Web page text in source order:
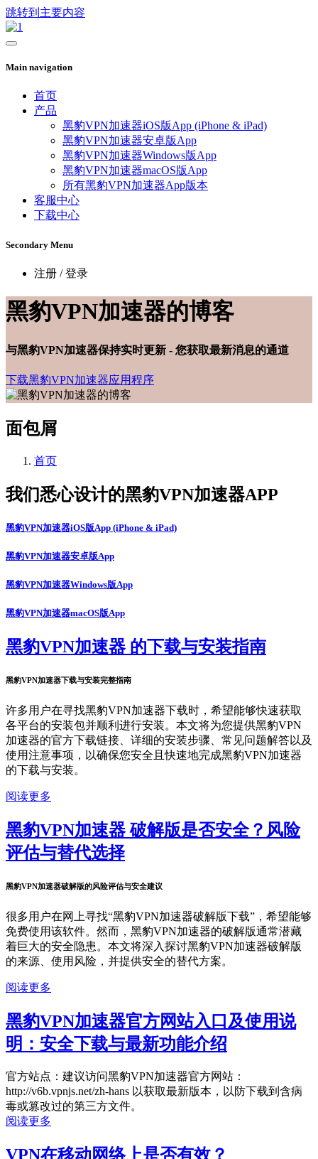
跳转到主要内容
Main navigation
首页
产品
黑豹VPN加速器iOS版App (iPhone & iPad)
黑豹VPN加速器安卓版App
黑豹VPN加速器Windows版App
黑豹VPN加速器macOS版App
所有黑豹VPN加速器App版本
客服中心
下载中心
Secondary Menu
注册 / 登录
黑豹VPN加速器的博客
与黑豹VPN加速器保持实时更新 - 您获取最新消息的通道
下载黑豹VPN加速器应用程序
面包屑
首页
我们悉心设计的黑豹VPN加速器APP
黑豹VPN加速器iOS版App (iPhone & iPad)
黑豹VPN加速器安卓版App
黑豹VPN加速器Windows版App
黑豹VPN加速器macOS版App
黑豹VPN加速器 的下载与安装指南
黑豹VPN加速器下载与安装完整指南
许多用户在寻找黑豹VPN加速器下载时，希望能够快速获取
各平台的安装包并顺利进行安装。本文将为您提供黑豹VPN
加速器的官方下载链接、详细的安装步骤、常见问题解答以及
使用注意事项，以确保您安全且快速地完成黑豹VPN加速器
的下载与安装。
阅读更多
黑豹VPN加速器 破解版是否安全？风险
评估与替代选择
黑豹VPN加速器破解版的风险评估与安全建议
很多用户在网上寻找“黑豹VPN加速器破解版下载”，希望能够
免费使用该软件。然而，黑豹VPN加速器的破解版通常潜藏
着巨大的安全隐患。本文将深入探讨黑豹VPN加速器破解版
的来源、使用风险，并提供安全的替代方案。
阅读更多
黑豹VPN加速器官方网站入口及使用说
明：安全下载与最新功能介绍
官方站点：建议访问黑豹VPN加速器官方网站：
http://v6b.vpnjs.net/zh-hans 以获取最新版本，以防下载到含病
毒或篡改过的第三方文件。
阅读更多
VPN在移动网络上是否有效？